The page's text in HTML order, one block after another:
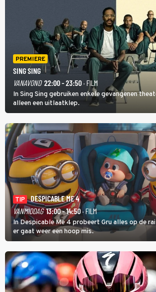
PREMIERE
SING SING
VANAVOND 22:00 - 23:50· FILM
In Sing Sing gebruiken enkele gevangenen
alleen een uitlaatklep.
TIP
DESPICABLE ME 4
VANMIDDAG 13:00 - 14:50· FILM
In Despicable Me 4 probeert Gru alles op de
er gaat weer een hoop mis.